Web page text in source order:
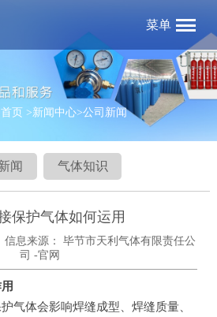
菜单
首页 >新闻中心>公司新闻
闻 气体知识
保护气体如何运用
息来源： 毕节市天利气体有限责任公
司 -官网
气体会影响焊缝成型、焊缝质量、